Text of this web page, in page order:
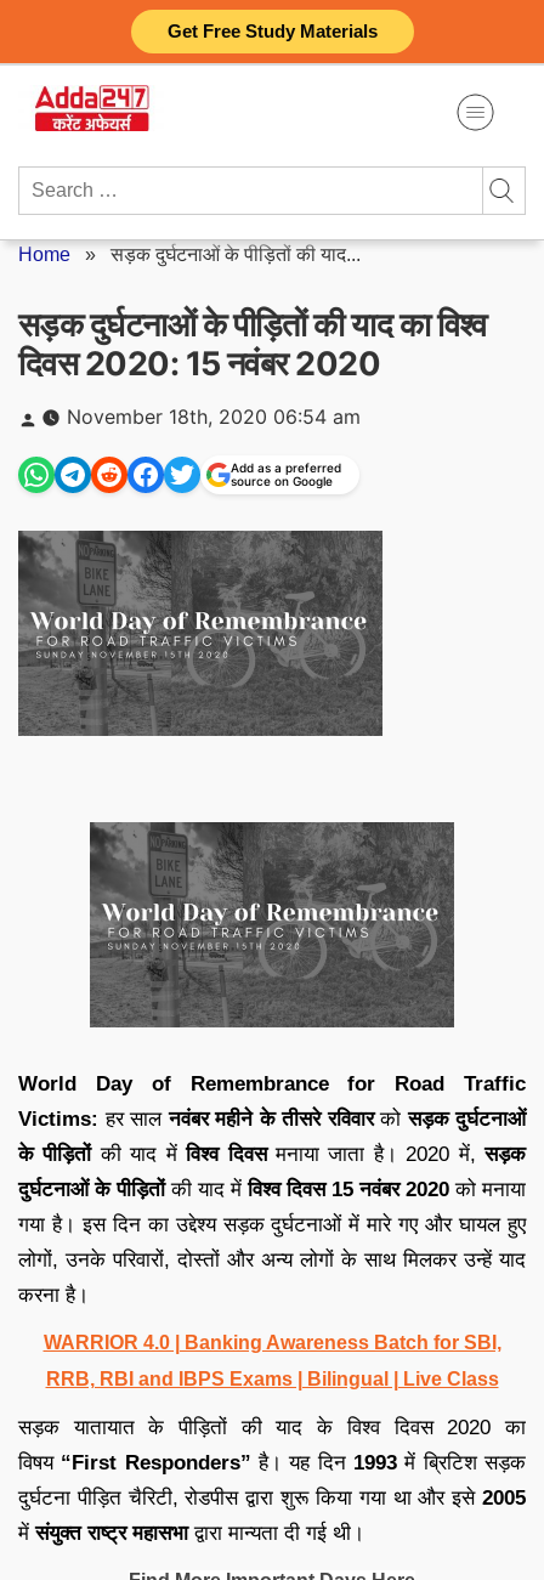
Get Free Study Materials
content
Search
Home »सड़क दुर्घटनाओं के पीड़ितों की याद...
सड़क दुर्घटनाओं के पीड़ितों की याद का विश्व
दिवस 2020: 15 नवंबर 2020
Posted
by
November 18th, 2020 06:54 am
Add as a preferred
source on Google
World Day of Remembrance for Road Traffic
Victims: हर सालनवंबर महीने के तीसरे रविवारकोसड़क दुर्घटनाओं
के पीड़ितोंकी याद मेंविश्व दिवसमनाया जाता है। 2020 में,सड़क
दुर्घटनाओं के पीड़ितोंकी याद में विश्व दिवस 15 नवंबर 2020 को मनाया
गया है। इस दिन का उद्देश्य सड़क दुर्घटनाओं में मारे गए और घायल हुए
लोगों, उनके परिवारों, दोस्तों और अन्य लोगों के साथ मिलकर उन्हें याद
करना है।
WARRIOR 4.0 | Banking Awareness Batch for SBI,
RRB, RBI and IBPS Exams | Bilingual | Live Class
सड़क यातायात के पीड़ितों की याद के विश्व दिवस 2020 का
विषय “First Responders” है। यह दिन 1993 में ब्रिटिश सड़क
दुर्घटना पीड़ित चैरिटी, रोडपीस द्वारा शुरू किया गया था और इसे 2005
मेंसंयुक्त राष्ट्र महासभाद्वारा मान्यता दी गई थी।